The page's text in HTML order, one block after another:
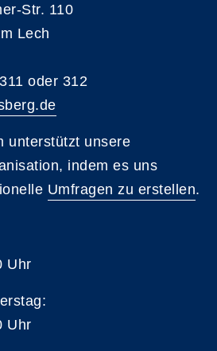
Str. 110
Lech
oder 312
unterstützt unsere
indem es uns
Umfragen zu erstellen.
Uhr
Uhr